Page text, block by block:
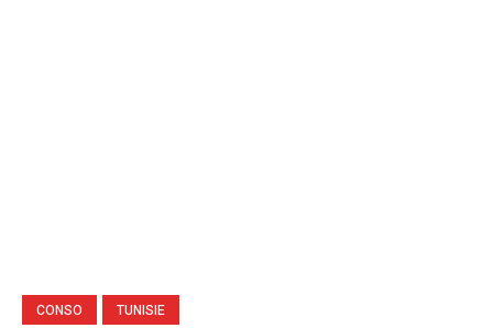
CONSO TUNISIE